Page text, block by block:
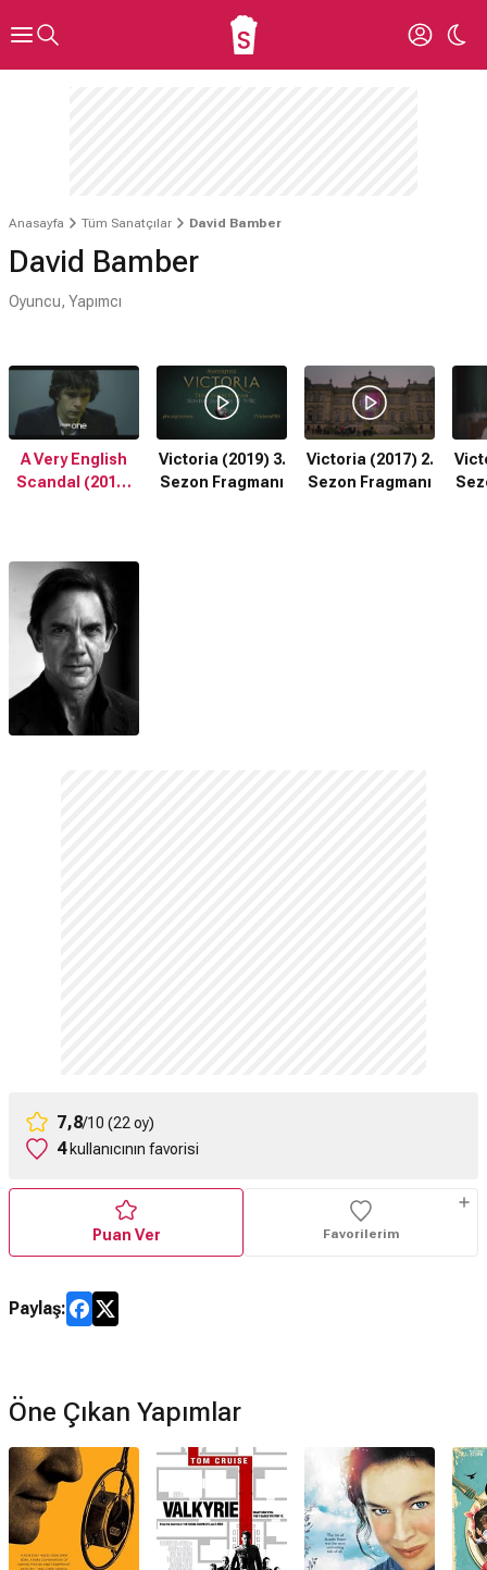
Anasayfa Tüm Sanatçılar David Bamber
David Bamber
Oyuncu, Yapımcı
A Very English
Scandal (2018)
Victoria (2019) 3.
Sezon Fragmanı
Victoria (2017) 2.
Sezon Fragmanı
7,8/10 (22 oy)
4kullanıcının favorisi
Puan Ver Favorilerim
Paylaş:
Öne Çıkan Yapımlar